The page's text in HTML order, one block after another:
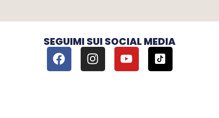
SEGUIMI SUI SOCIAL MEDIA